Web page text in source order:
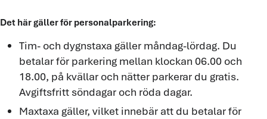
Det här gäller för personalparkering:
Tim- och dygnstaxa gäller måndag-lördag. Du
betalar för parkering mellan klockan 06.00 och
18.00, på kvällar och nätter parkerar du gratis.
Avgiftsfritt söndagar och röda dagar.
Maxtaxa gäller, vilket innebär att du betalar för